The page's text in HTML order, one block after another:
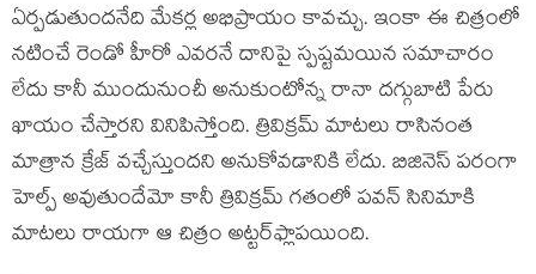
ఏర్పడుతుందనేది మేకర్ల అభిప్రాయం కావచ్చు. ఇంకా ఈ చిత్రంలో
నటించే రెండో హీరో ఎవరనే దానిపై స్పష్టమయిన సమాచారం
లేదు కానీ ముందునుంచీ అనుకుంటోన్న రానా దగ్గుబాటి పేరు
ఖాయం చేస్తారని వినిపిస్తోంది. త్రివిక్రమ్‍ మాటలు రాసినంత
మాత్రాన క్రేజ్‍ వచ్చేస్తుందని అనుకోవడానికి లేదు. బిజినెస్‍ పరంగా
హెల్ప్ అవుతుందేమో కానీ త్రివిక్రమ్‍ గతంలో పవన్‍ సినిమాకి
మాటలు రాయగా ఆ చిత్రం అట్టర్‍ఫ్లాపయింది.